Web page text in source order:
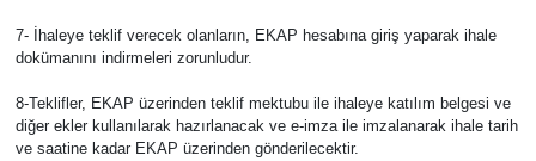
7- İhaleye teklif verecek olanların, EKAP hesabına giriş yaparak ihale
dokümanını indirmeleri zorunludur.
8-Teklifler, EKAP üzerinden teklif mektubu ile ihaleye katılım belgesi ve
diğer ekler kullanılarak hazırlanacak ve e-imza ile imzalanarak ihale tarih
ve saatine kadar EKAP üzerinden gönderilecektir.